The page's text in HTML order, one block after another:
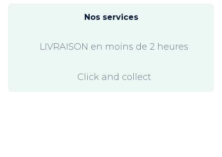
Nos services
LIVRAISON en moins de 2 heures
Click and collect